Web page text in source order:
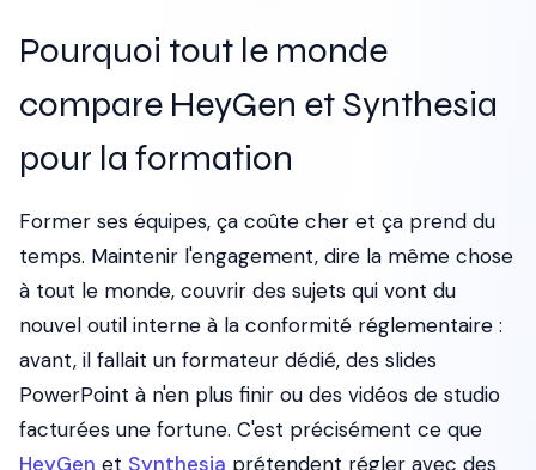
Pourquoi tout le monde
compare HeyGen et Synthesia
pour la formation
Former ses équipes, ça coûte cher et ça prend du
temps. Maintenir l'engagement, dire la même chose
à tout le monde, couvrir des sujets qui vont du
nouvel outil interne à la conformité réglementaire :
avant, il fallait un formateur dédié, des slides
PowerPoint à n'en plus finir ou des vidéos de studio
facturées une fortune. C'est précisément ce que
HeyGen et Synthesia prétendent régler avec des